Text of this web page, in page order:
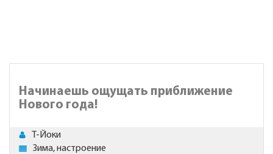
Начинаешь ощущать приближение
Нового года!
Т-Йоки
Зима, настроение